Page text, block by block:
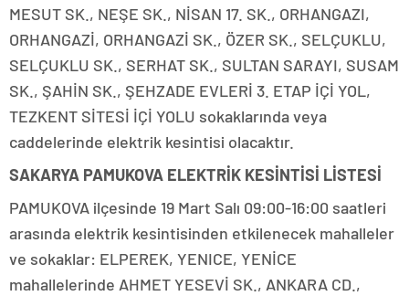
MESUT SK., NEŞE SK., NİSAN 17. SK., ORHANGAZI,
ORHANGAZİ, ORHANGAZİ SK., ÖZER SK., SELÇUKLU,
SELÇUKLU SK., SERHAT SK., SULTAN SARAYI, SUSAM
SK., ŞAHİN SK., ŞEHZADE EVLERİ 3. ETAP İÇİ YOL,
TEZKENT SİTESİ İÇİ YOLU sokaklarında veya
caddelerinde elektrik kesintisi olacaktır.
SAKARYA PAMUKOVA ELEKTRİK KESİNTİSİ LİSTESİ
PAMUKOVA ilçesinde 19 Mart Salı 09:00-16:00 saatleri
arasında elektrik kesintisinden etkilenecek mahalleler
ve sokaklar: ELPEREK, YENICE, YENİCE
mahallelerinde AHMET YESEVİ SK., ANKARA CD.,